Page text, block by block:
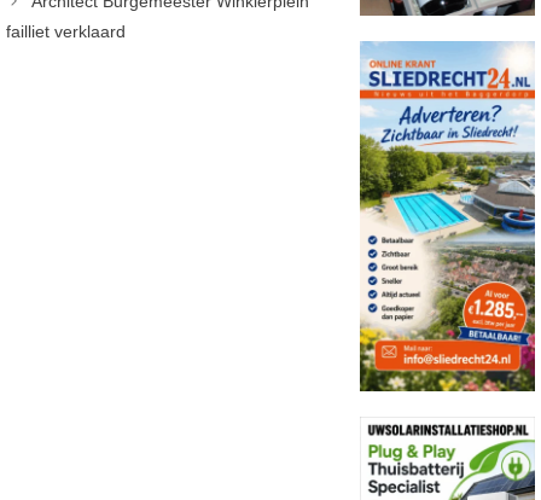
failliet verklaard